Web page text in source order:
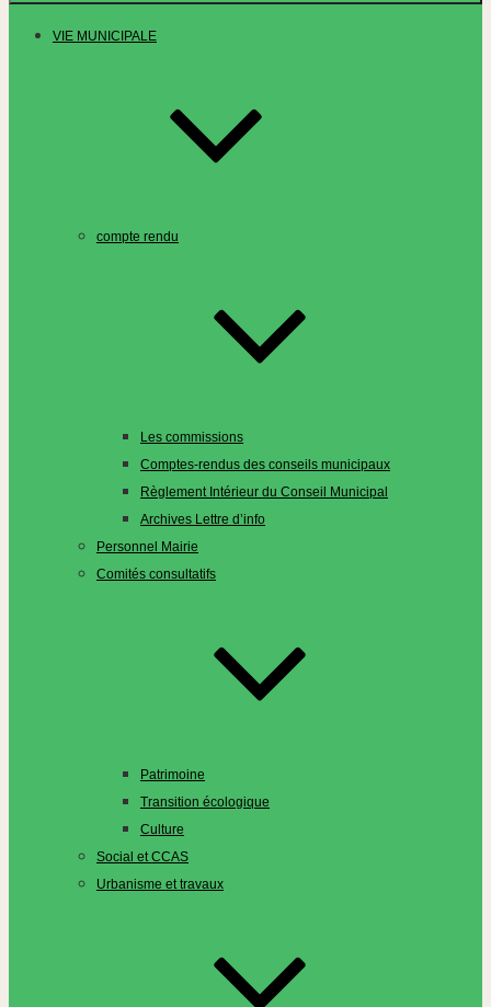
VIE MUNICIPALE
compte rendu
Les commissions
Comptes-rendus des conseils municipaux
Règlement Intérieur du Conseil Municipal
Archives Lettre d’info
Personnel Mairie
Comités consultatifs
Patrimoine
Transition écologique
Culture
Social et CCAS
Urbanisme et travaux